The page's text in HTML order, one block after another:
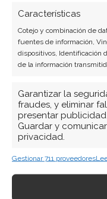
Características
Cotejo y combinación de
fuentes de información,
dispositivos, Identificación
de la información
Garantizar la
fraudes, y eliminar
presentar
Guardar y
privacidad.
Gestionar 711 proveedores
Periodista
transformación
experiencia.